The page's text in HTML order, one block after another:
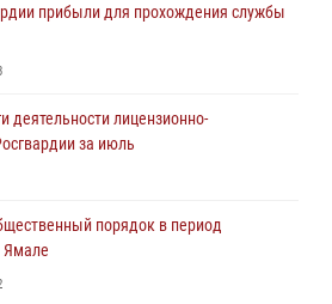
прибыли для прохождения службы
лицензионно-
за июль
порядок в период
Ямале